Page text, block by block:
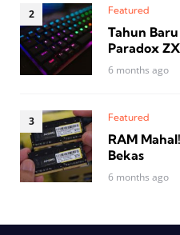
Featured
Tahun
Paradox
6 months ago
Featured
RAM
Bekas
6 months ago